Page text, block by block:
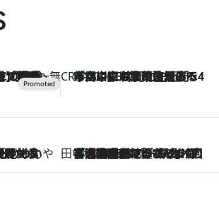
発見が待つ場所へ
暑地「星野温泉 トンボの湯」で体験 CREA'S CHOICE
2026.8.7
「立川にも歌舞伎があるんだよ」 片岡仁左衛門・市川中車ら豪華座組みで4年目の立川立飛歌舞伎へ
満喫
ら心を掴む新緑のテリーヌ 田中稲の勝手に再ブーム
2026.8.7
「湘南乃風に憧れて」観客大盛上がりの“タオル回し”に、ラッパー顔負けの高速歌唱まで…さだまさし（74）のアグレッシブすぎる現在地